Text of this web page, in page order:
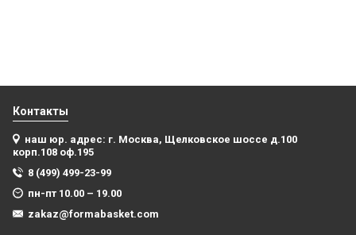
Контакты
наш юр. адрес: г. Москва, Щелковское шоссе д.100
корп.108 оф.195
8 (499) 499-23-99
пн-пт 10.00 – 19.00
zakaz@formabasket.com